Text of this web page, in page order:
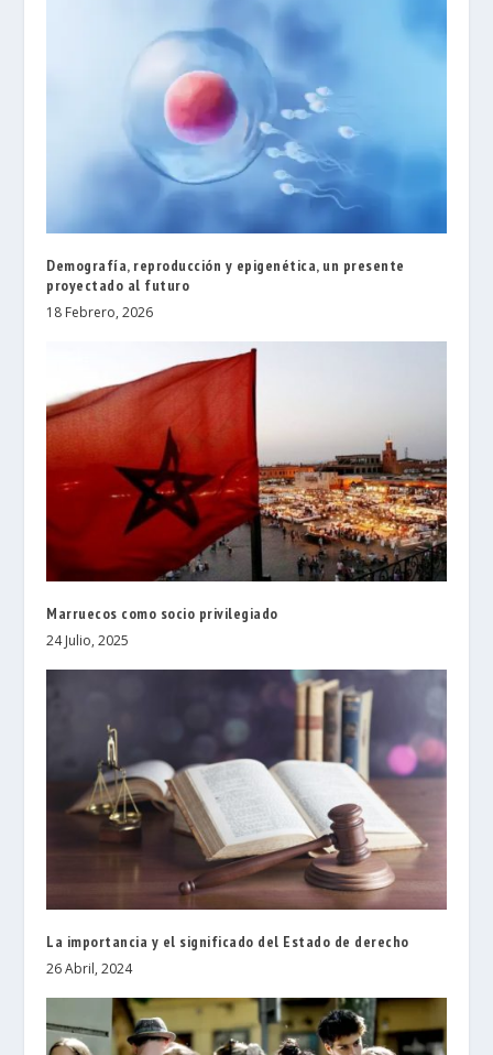
Demografía, reproducción y epigenética, un presente
proyectado al futuro
18 Febrero, 2026
Marruecos como socio privilegiado
24 Julio, 2025
La importancia y el significado del Estado de derecho
26 Abril, 2024